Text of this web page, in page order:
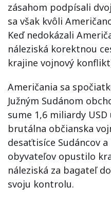
zásahom podpísali
sa však kvôli
Keď nedokázali
náleziská korektnou
krajine vojnový
Američania sa
Južným Sudánom
sume 1,6 miliardy
brutálna občianska
desaťtisíce Sudáncov
obyvateľov opustilo
náleziská za bagateľ
svoju kontrolu.